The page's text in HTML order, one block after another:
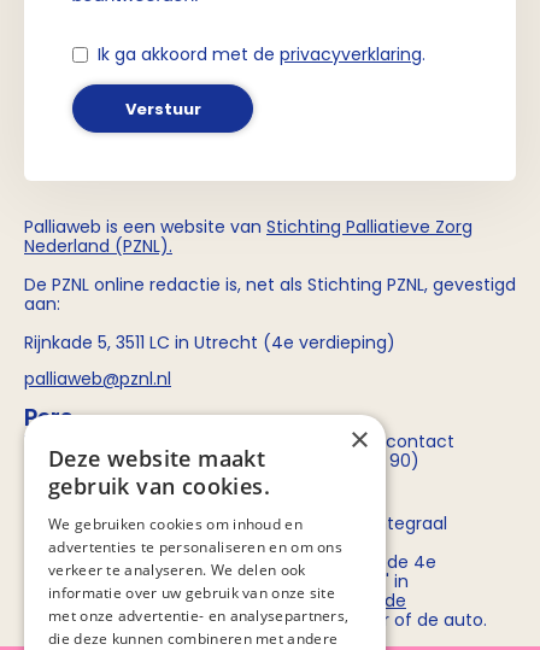
Ik ga akkoord met de privacyverklaring.
Verstuur
Palliaweb is een website van Stichting Palliatieve Zorg
Nederland (PZNL).
De PZNL online redactie is, net als Stichting PZNL, gevestigd
aan:
Rijnkade 5, 3511 LC in Utrecht (4e verdieping)
palliaweb@pznl.nl
Pers
Voor persvragen over Stichting PZNL kun je contact
opnemen metRob Bruntink(06 - 55 52 72 90)
Routebeschrijving
Stichting PZNL deelt het kantoor met het Integraal
Kankercentrum Nederland (IKNL). Ons
kantoor/vergadercentrum bevindt zich op de 4e
verdieping van kantoorgebouw 'De Utrecht' in
winkelcentrum Hoog Catharijne. Bekijk
hier de
routebeschrijvingenvoor openbaar vervoer of de auto.
×
Deze website maakt
gebruik van cookies.
We gebruiken cookies om inhoud en
advertenties te personaliseren en om ons
verkeer te analyseren. We delen ook
informatie over uw gebruik van onze site
met onze advertentie- en analysepartners,
die deze kunnen combineren met andere